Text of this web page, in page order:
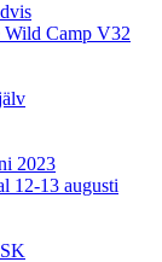
Camp V32
2023
12-13 augusti